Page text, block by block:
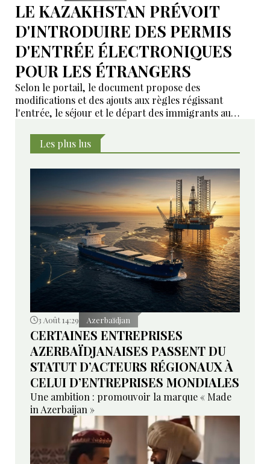
LE KAZAKHSTAN PRÉVOIT
D'INTRODUIRE DES PERMIS
D'ENTRÉE ÉLECTRONIQUES
POUR LES ÉTRANGERS
Selon le portail, le document propose des
modifications et des ajouts aux règles régissant
l'entrée, le séjour et le départ des immigrants au
Les plus lus
3 Août 14:29 Azerbaïdjan
CERTAINES ENTREPRISES
AZERBAÏDJANAISES PASSENT DU
STATUT D’ACTEURS RÉGIONAUX À
CELUI D’ENTREPRISES MONDIALES
Une ambition : promouvoir la marque « Made
in Azerbaijan »